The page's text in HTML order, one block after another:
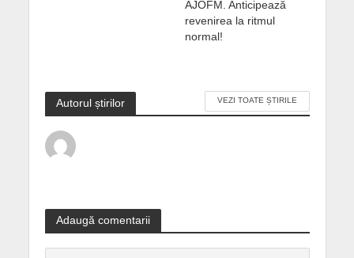
AJOFM. Anticipează
revenirea la ritmul
normal!
Autorul știrilor VEZI TOATE ȘTIRILE
Adaugă comentarii